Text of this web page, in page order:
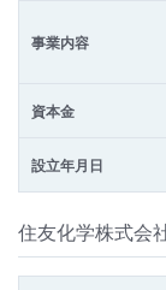
事業内容
資本金
設立年月日
住友化学株式会